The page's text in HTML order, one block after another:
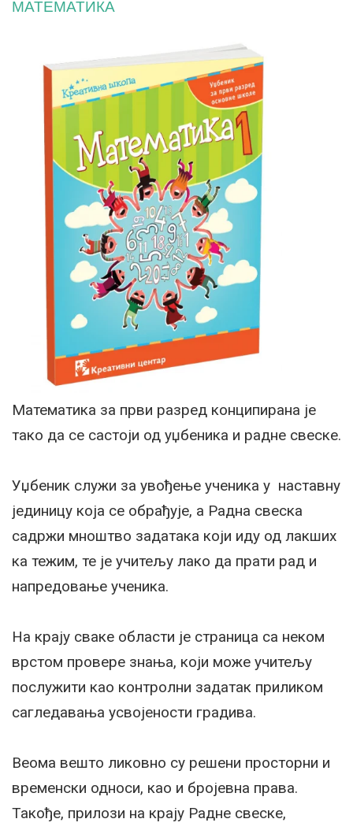
МАТЕМАТИКА
Математика за први разред конципирана је
тако да се састоји од уџбеника и радне свеске.
Уџбеник служи за увођење ученика у наставну
јединицу која се обрађује, а Радна свеска
садржи мноштво задатака који иду од лакших
ка тежим, те је учитељу лако да прати рад и
напредовање ученика.
На крају сваке области је страница са неком
врстом провере знања, који може учитељу
послужити као контролни задатак приликом
сагледавања усвојености градива.
Веома вешто ликовно су решени просторни и
временски односи, као и бројевна права.
Такође, прилози на крају Радне свеске,